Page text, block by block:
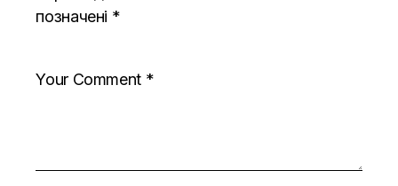
позначені *